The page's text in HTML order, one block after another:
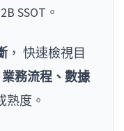
SSOT。
， 快速檢視目
務流程、數據
熟度。